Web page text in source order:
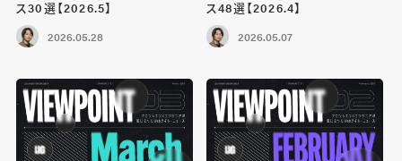
ス30選【2026.5】
2026.05.28
ス48選【2026.4】
2026.05.07